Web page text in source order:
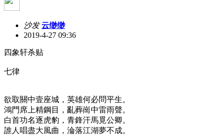
沙发 云缈缈
2019-4-27 09:36
四象轩杀贴
七律
欲取關中壹座城，英雄何必問平生。
鴻門席上精鋼目，亂葬崗中雷雨聲。
白首功名逐虎豹，青鋒汗馬覓公卿。
誰人唱盡大風曲，淪落江湖夢不成。